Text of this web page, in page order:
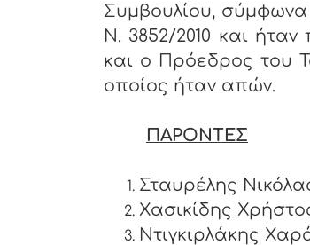
Συμβουλίου,
Ν. 3852/2010 και
και ο Πρόεδρος του
οποίος ήταν απών.
ΠΑΡΟΝΤΕΣ
Σταυρέλης
Χασικίδης
Ντιγκιρλάκης